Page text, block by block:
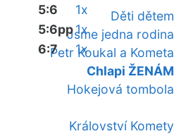
Děti dětem
Jsme jedna rodina
Petr Koukal a Kometa
Chlapi ŽENÁM
Hokejová tombola
Království Komety
5:6
1x
5:6pp1x
6:7
1x